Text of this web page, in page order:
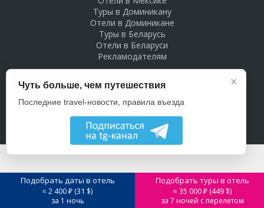
Подобрать даты в отель
≈ 2 400 ₽ (31 $)
за 1 ночь
Подобрать туры в отель
≈ 35 000 ₽ (449 $)
за 7 ночей с перелетом
Туры в Доминикану
Отели в Доминикане
Туры в Беларусь
Отели в Беларуси
Рекламодателям
×
Чуть больше, чем путешествия
Последние travel-новости, правила въезда